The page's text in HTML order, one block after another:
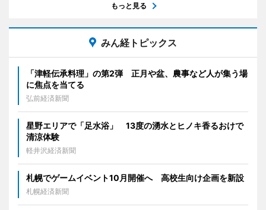
もっと見る
みん経トピックス
「津軽伝承料理」の第2弾 正月や盆、農事など人が集う場
に焦点を当てる
弘前経済新聞
星野エリアで「足水浴」 13度の湧水とヒノキ香るおけで
清涼体験
軽井沢経済新聞
札幌でゲームイベント10月開催へ 高校生向け企画を新設
札幌経済新聞